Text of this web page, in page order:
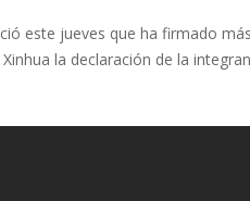
este jueves que ha firmado
la declaración de la